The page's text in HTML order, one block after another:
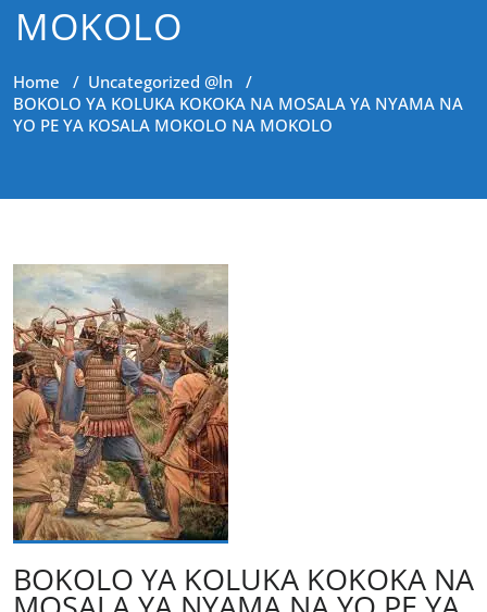
MOKOLO
Home / Uncategorized @ln /
BOKOLO YA KOLUKA KOKOKA NA MOSALA YA NYAMA NA
YO PE YA KOSALA MOKOLO NA MOKOLO
BOKOLO YA KOLUKA KOKOKA NA